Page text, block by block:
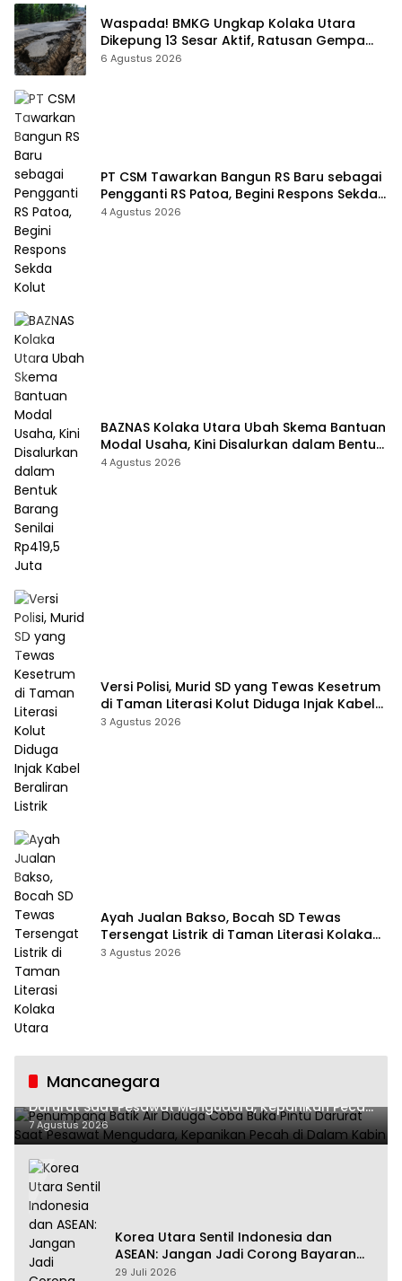
Waspada! BMKG Ungkap Kolaka Utara
Dikepung 13 Sesar Aktif, Ratusan Gempa
Sudah Terekam
6 Agustus 2026
PT CSM Tawarkan Bangun RS Baru sebagai
Pengganti RS Patoa, Begini Respons Sekda
Kolut
4 Agustus 2026
BAZNAS Kolaka Utara Ubah Skema Bantuan
Modal Usaha, Kini Disalurkan dalam Bentuk
Barang Senilai Rp419,5 Juta
4 Agustus 2026
Versi Polisi, Murid SD yang Tewas Kesetrum
di Taman Literasi Kolut Diduga Injak Kabel
Beraliran Listrik
3 Agustus 2026
Ayah Jualan Bakso, Bocah SD Tewas
Tersengat Listrik di Taman Literasi Kolaka
Utara
3 Agustus 2026
Mancanegara
Penumpang Batik Air Diduga Coba Buka Pintu
Darurat Saat Pesawat Mengudara, Kepanikan Pecah
di Dalam Kabin
7 Agustus 2026
Korea Utara Sentil Indonesia dan
ASEAN: Jangan Jadi Corong Bayaran
Amerika Serikat
29 Juli 2026